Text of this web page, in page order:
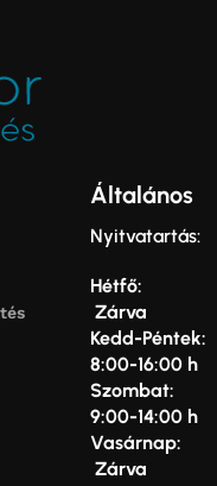
Általános
Nyitvatartás:
Hétfő:
Zárva
Kedd-Péntek:
8:00-16:00 h
Szombat:
9:00-14:00 h
Vasárnap:
Zárva